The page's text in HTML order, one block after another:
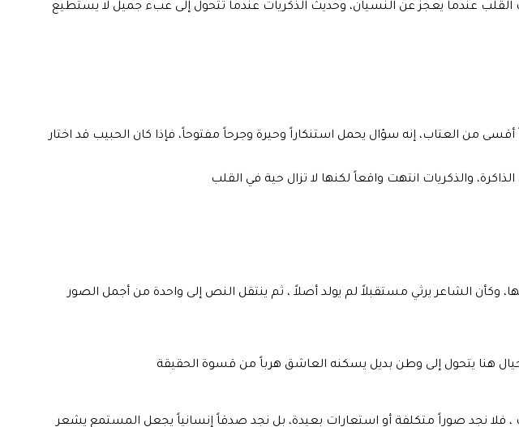
عندما يعجز عن النسيان، وحديث الذكريات عندما تتحول إلى عبء جميل لا يستطيع
أقسى من العتاب، إنه سؤال يحمل استنكاراً وحيرة وجرحاً مفتوحاً، فإذا كان الحبيب قد اختار
والذكريات انتهت واقعاً لكنها لا تزال حية في القلب
الشاعر يرثي مستقبلاً لم يولد أصلاً ، ثم ينتقل النص إلى واحدة من أجمل الصور
هنا يتحول إلى وطن بديل يسكنه العاشق هرباً من قسوة الحقيقة
، فلا نجد صوراً متكلفة أو استعارات بعيدة، بل نجد صدقاً إنسانياً يجعل المستمع يشعر